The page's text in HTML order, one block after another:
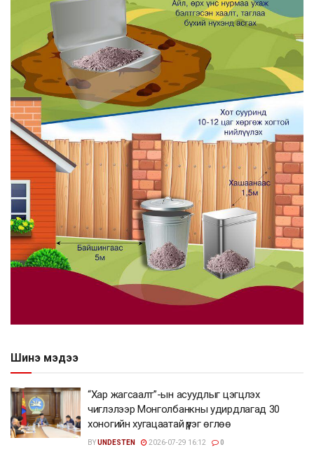
Шинэ мэдээ
“Хар жагсаалт”-ын асуудлыг цэгцлэх
чиглэлээр Монголбанкны удирдлагад 30
хоногийн хугацаатай үүрэг өглөө
BYUNDESTEN 2026-07-29 16:12 0